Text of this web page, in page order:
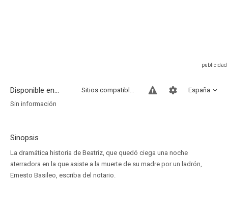
Disponible en... España
Sitios compatibles
Sin información
Sinopsis
La dramática historia de Beatriz, que quedó ciega una noche
aterradora en la que asiste a la muerte de su madre por un ladrón,
Ernesto Basileo, escriba del notario.